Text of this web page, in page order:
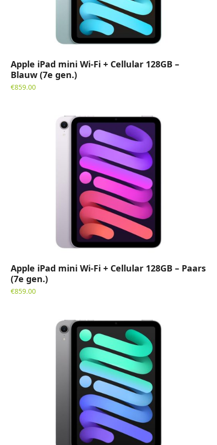
Apple iPad mini Wi-Fi + Cellular 128GB –
Blauw (7e gen.)
€859.00
Apple iPad mini Wi-Fi + Cellular 128GB – Paars
(7e gen.)
€859.00